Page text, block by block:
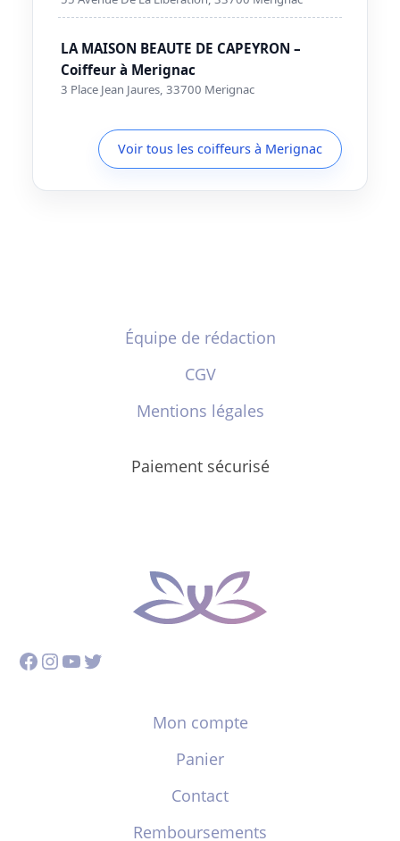
LA MAISON BEAUTE DE CAPEYRON –
Coiffeur à Merignac
3 Place Jean Jaures, 33700 Merignac
Voir tous les coiffeurs à Merignac
Équipe de rédaction
CGV
Mentions légales
Paiement sécurisé
Facebook
Instagram
YouTube
Twitter
Mon compte
Panier
Contact
Remboursements